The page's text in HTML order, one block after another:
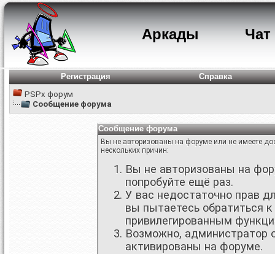
Аркады Чат
Регистрация
Справка
PSPx форум
Сообщение форума
Сообщение форума
Вы не авторизованы на форуме или не имеете
нескольких причин:
Вы не авторизованы на
попробуйте ещё раз.
У вас недостаточно прав
вы пытаетесь обратиться
привилегированным
Возможно, администратор
активированы на форуме.